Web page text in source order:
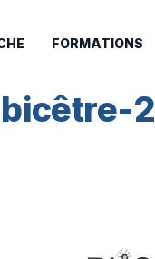
FORMATIONS
2